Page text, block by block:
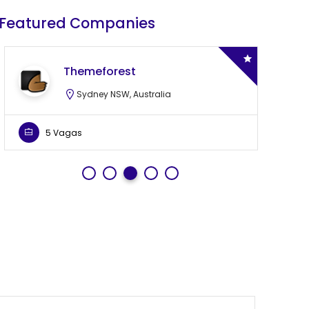
Featured Companies
Themeforest
Sydney NSW, Australia
5 Vagas